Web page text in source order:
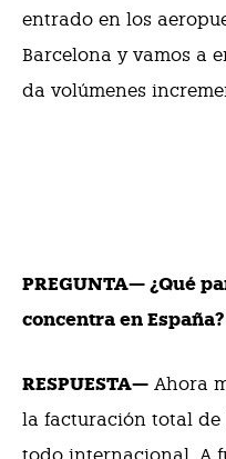
entrado en los
Barcelona y vamos a
da volúmenes
PREGUNTA— ¿Qué
concentra en España?
RESPUESTA— Ahora
la facturación total de